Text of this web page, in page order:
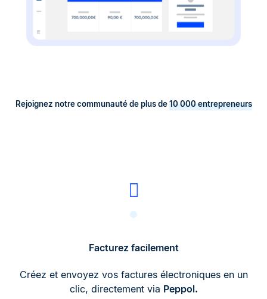
Rejoignez notre communauté de plus de10 000 entrepreneurs
Facturez facilement
Créez et envoyez vos factures électroniques en un
clic, directement via Peppol.